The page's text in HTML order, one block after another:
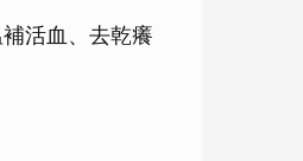
活血、去乾癢